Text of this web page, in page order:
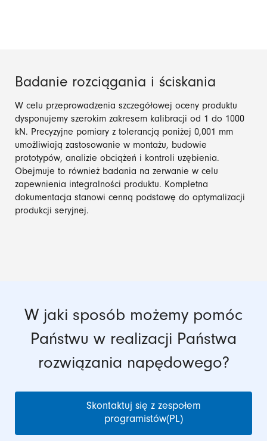
Badanie rozciągania i ściskania
W celu przeprowadzenia szczegółowej oceny produktu
dysponujemy szerokim zakresem kalibracji od 1 do 1000
kN. Precyzyjne pomiary z tolerancją poniżej 0,001 mm
umożliwiają zastosowanie w montażu, budowie
prototypów, analizie obciążeń i kontroli uzębienia.
Obejmuje to również badania na zerwanie w celu
zapewnienia integralności produktu. Kompletna
dokumentacja stanowi cenną podstawę do optymalizacji
produkcji seryjnej.
W jaki sposób możemy pomóc
Państwu w realizacji Państwa
rozwiązania napędowego?
Skontaktuj się z zespołem
programistów(PL)